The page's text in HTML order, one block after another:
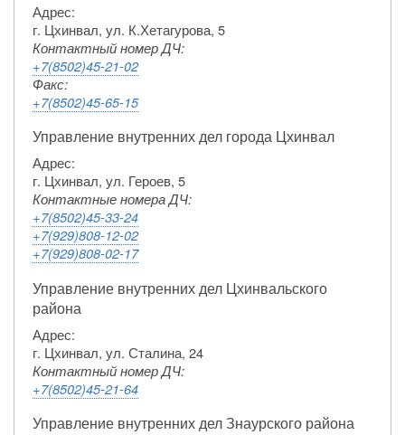
Адрес:
г. Цхинвал, ул. К.Хетагурова, 5
Контактный номер ДЧ:
+7(8502)45-21-02
Факс:
+7(8502)45-65-15
Управление внутренних дел города Цхинвал
Адрес:
г. Цхинвал, ул. Героев, 5
Контактные номера ДЧ:
+7(8502)45-33-24
+7(929)808-12-02
+7(929)808-02-17
Управление внутренних дел Цхинвальского
района
Адрес:
г. Цхинвал, ул. Сталина, 24
Контактный номер ДЧ:
+7(8502)45-21-64
Управление внутренних дел Знаурского района